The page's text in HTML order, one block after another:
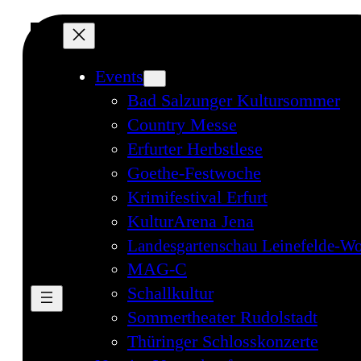
Events
Bad Salzunger Kultursommer
Country Messe
Erfurter Herbstlese
Goethe-Festwoche
Krimifestival Erfurt
KulturArena Jena
Landesgartenschau Leinefelde-
MAG-C
Schallkultur
Sommertheater Rudolstadt
Thüringer Schlosskonzerte